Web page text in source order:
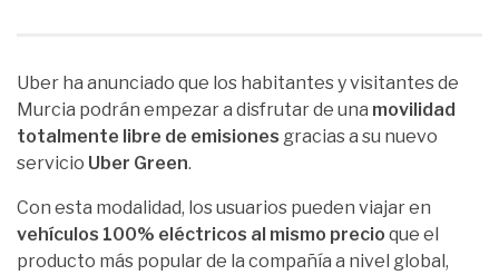
Uber ha anunciado que los habitantes y visitantes de
Murcia podrán empezar a disfrutar de una movilidad
totalmente libre de emisiones gracias a su nuevo
servicio Uber Green.
Con esta modalidad, los usuarios pueden viajar en
vehículos 100% eléctricos al mismo precio que el
producto más popular de la compañía a nivel global,